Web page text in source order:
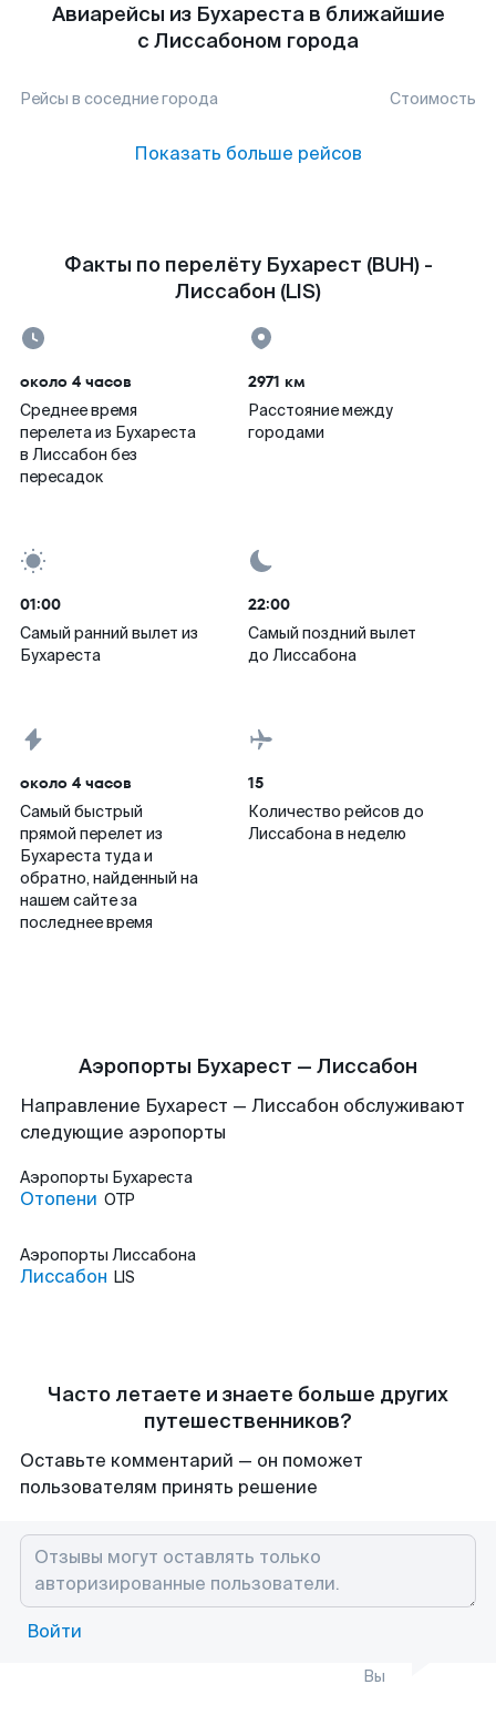
Авиарейсы из Бухареста в ближайшие
с Лиссабоном города
Рейсы в соседние города Стоимость
Показать больше рейсов
Факты по перелёту Бухарест (BUH) -
Лиссабон (LIS)
около 4 часов
Среднее время
перелета из Бухареста
в Лиссабон без
пересадок
2971 км
Расстояние между
городами
01:00
Самый ранний вылет из
Бухареста
22:00
Самый поздний вылет
до Лиссабона
около 4 часов
Самый быстрый
прямой перелет из
Бухареста туда и
обратно, найденный на
нашем сайте за
последнее время
15
Количество рейсов до
Лиссабона в неделю
Аэропорты Бухарест — Лиссабон
Направление Бухарест — Лиссабон обслуживают
следующие аэропорты
Аэропорты Бухареста
Отопени OTP
Аэропорты Лиссабона
Лиссабон LIS
Часто летаете и знаете больше других
путешественников?
Оставьте комментарий — он поможет
пользователям принять решение
Войти
Вы